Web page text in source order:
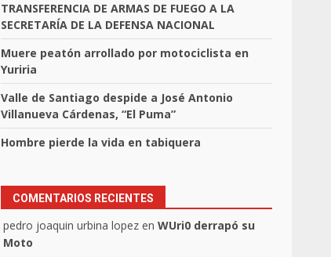
TRANSFERENCIA DE ARMAS DE FUEGO A LA
SECRETARÍA DE LA DEFENSA NACIONAL
Muere peatón arrollado por motociclista en
Yuriria
Valle de Santiago despide a José Antonio
Villanueva Cárdenas, “El Puma”
Hombre pierde la vida en tabiquera
COMENTARIOS RECIENTES
pedro joaquin urbina lopez enWUri0 derrapó su
Moto